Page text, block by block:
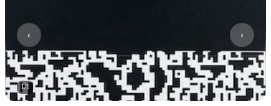
1/1